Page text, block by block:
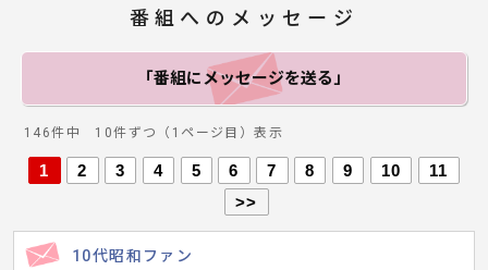
番組へのメッセージ
「番組にメッセージを送る」
146件中 10件ずつ（1ページ目）表示
1 2 3 4 5 6 7 8 9 10
11
>>
10代昭和ファン